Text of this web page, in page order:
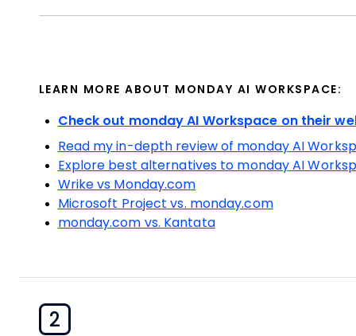
LEARN MORE ABOUT MONDAY AI WORKSPACE:
Check out monday AI Workspace on their
Read my in-depth review of monday AI
Explore best alternatives to monday AI
Wrike vs Monday.com
Microsoft Project vs. monday.com
monday.com vs. Kantata
2